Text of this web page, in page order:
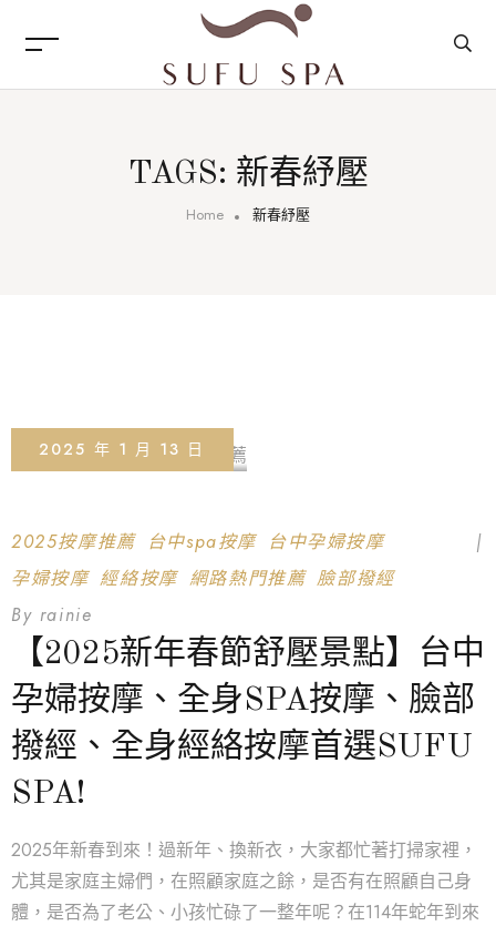
TAGS: 新春紓壓
Home 新春紓壓
2025 年 1 月 13 日
2025按摩推薦 台中spa按摩 台中孕婦按摩
孕婦按摩 經絡按摩 網路熱門推薦 臉部撥經
By rainie
【2025新年春節舒壓景點】台中
孕婦按摩、全身SPA按摩、臉部
撥經、全身經絡按摩首選SUFU
SPA!
2025年新春到來！過新年、換新衣，大家都忙著打掃家裡，
尤其是家庭主婦們，在照顧家庭之餘，是否有在照顧自己身
體，是否為了老公、小孩忙碌了一整年呢？在114年蛇年到來